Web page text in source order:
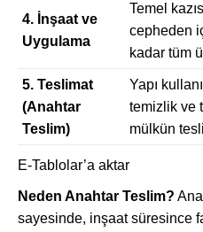
4. İnşaat ve
Uygulama
Temel
cepheden
kadar tüm
5. Teslimat
(Anahtar
Teslim)
Yapı
temizlik ve
mülkün
E-Tablolar’a aktar
Neden Anahtar Teslim?
sayesinde, inşaat süresince